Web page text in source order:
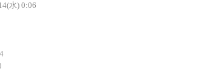
水) 0:06